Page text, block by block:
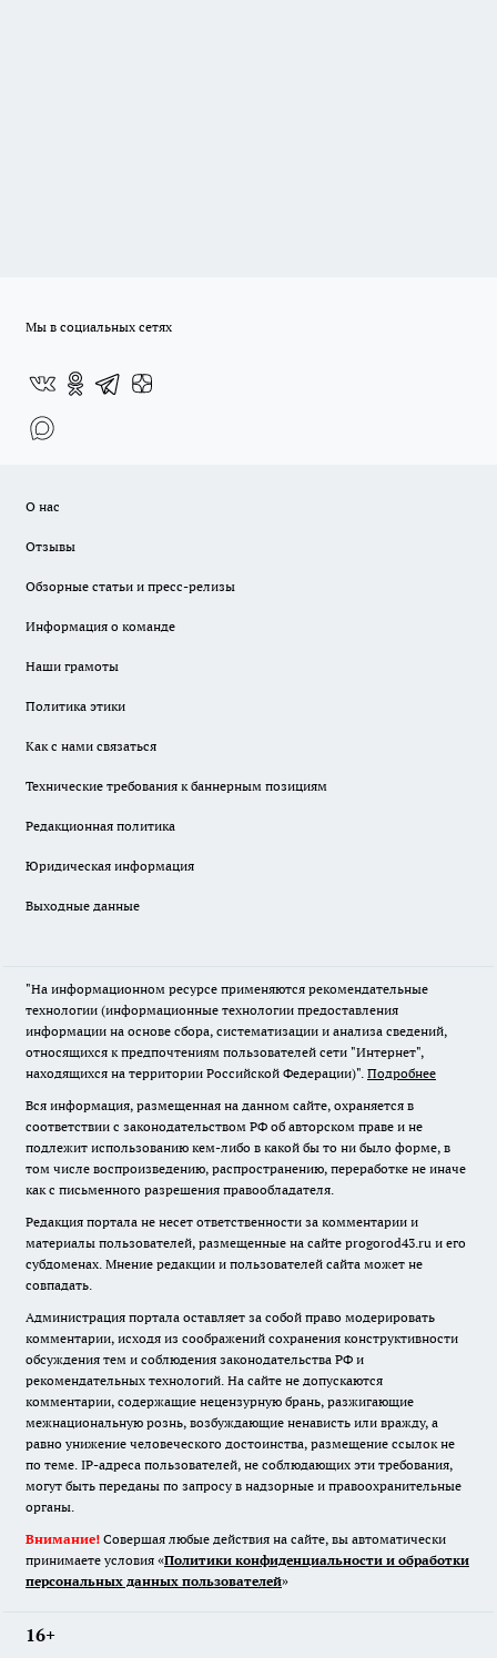
Мы в социальных сетях
О нас
Отзывы
Обзорные статьи и пресс-релизы
Информация о команде
Наши грамоты
Политика этики
Как с нами связаться
Технические требования к баннерным позициям
Редакционная политика
Юридическая информация
Выходные данные
"На информационном ресурсе применяются рекомендательные
технологии (информационные технологии предоставления
информации на основе сбора, систематизации и анализа сведений,
относящихся к предпочтениям пользователей сети "Интернет",
находящихся на территории Российской Федерации)". Подробнее
Вся информация, размещенная на данном сайте, охраняется в
соответствии с законодательством РФ об авторском праве и не
подлежит использованию кем-либо в какой бы то ни было форме, в
том числе воспроизведению, распространению, переработке не иначе
как с письменного разрешения правообладателя.
Редакция портала не несет ответственности за комментарии и
материалы пользователей, размещенные на сайте progorod43.ru и его
субдоменах. Мнение редакции и пользователей сайта может не
совпадать.
Администрация портала оставляет за собой право модерировать
комментарии, исходя из соображений сохранения конструктивности
обсуждения тем и соблюдения законодательства РФ и
рекомендательных технологий. На сайте не допускаются
комментарии, содержащие нецензурную брань, разжигающие
межнациональную рознь, возбуждающие ненависть или вражду, а
равно унижение человеческого достоинства, размещение ссылок не
по теме. IP-адреса пользователей, не соблюдающих эти требования,
могут быть переданы по запросу в надзорные и правоохранительные
органы.
Внимание! Совершая любые действия на сайте, вы автоматически
принимаете условия «Политики конфиденциальности и обработки
персональных данных пользователей»
16+